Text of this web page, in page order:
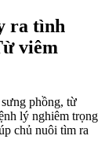
ra tình
viêm
phồng, từ
lý nghiêm trọng
chủ nuôi tìm ra